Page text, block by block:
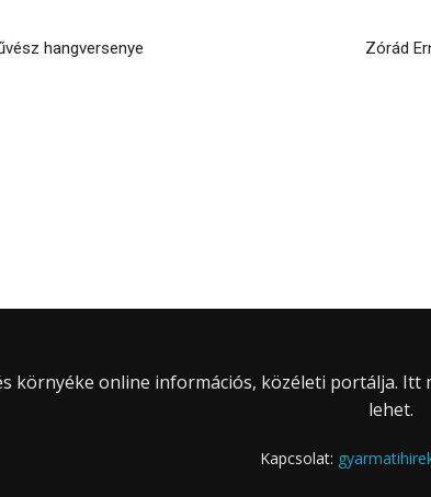
hangversenye Zórád
környéke online információs, közéleti portálja.
lehet.
Kapcsolat: